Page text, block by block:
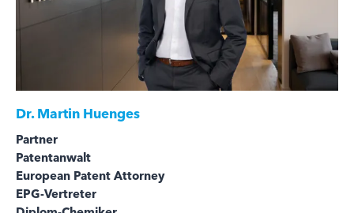
Dr.Martin Huenges
Partner
Patentanwalt
European Patent Attorney
EPG-Vertreter